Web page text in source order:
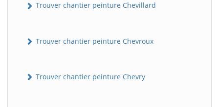
Trouver chantier peinture Chevillard
Trouver chantier peinture Chevroux
Trouver chantier peinture Chevry